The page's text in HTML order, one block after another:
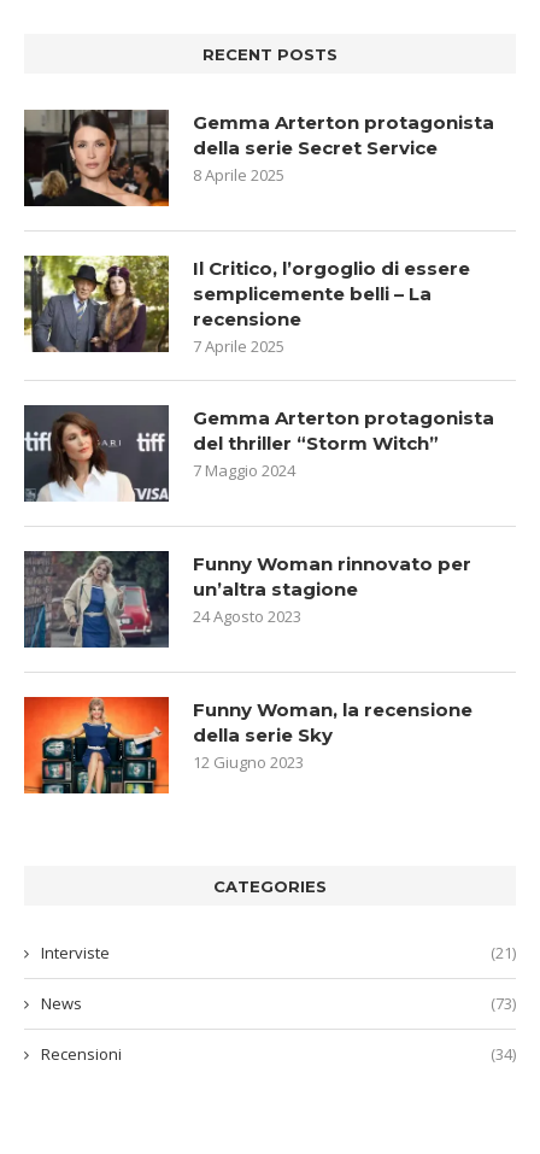
RECENT POSTS
Gemma Arterton protagonista
della serie Secret Service
8 Aprile 2025
Il Critico, l’orgoglio di essere
semplicemente belli – La
recensione
7 Aprile 2025
Gemma Arterton protagonista
del thriller “Storm Witch”
7 Maggio 2024
Funny Woman rinnovato per
un’altra stagione
24 Agosto 2023
Funny Woman, la recensione
della serie Sky
12 Giugno 2023
CATEGORIES
Interviste (21)
News (73)
Recensioni (34)